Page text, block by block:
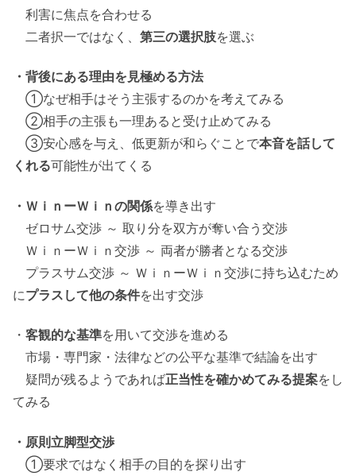
利害に焦点を合わせる
二者択一ではなく、 第三の選択肢を選ぶ
・背後にある理由を見極める方法
①なぜ相手はそう主張するのかを考えてみる
②相手の主張も一理あると受け止めてみる
③安心感を与え、低更新が和らぐことで本音を話して
くれる可能性が出てくる
・ＷｉｎーＷｉｎの関係を導き出す
ゼロサム交渉 ～ 取り分を双方が奪い合う交渉
ＷｉｎーＷｉｎ交渉 ～ 両者が勝者となる交渉
プラスサム交渉 ～ ＷｉｎーＷｉｎ交渉に持ち込むため
にプラスして他の条件を出す交渉
・ 客観的な基準を用いて交渉を進める
市場・専門家・法律などの公平な基準で結論を出す
疑問が残るようであれば正当性を確かめてみる提案をし
てみる
・原則立脚型交渉
①要求ではなく相手の目的を探り出す